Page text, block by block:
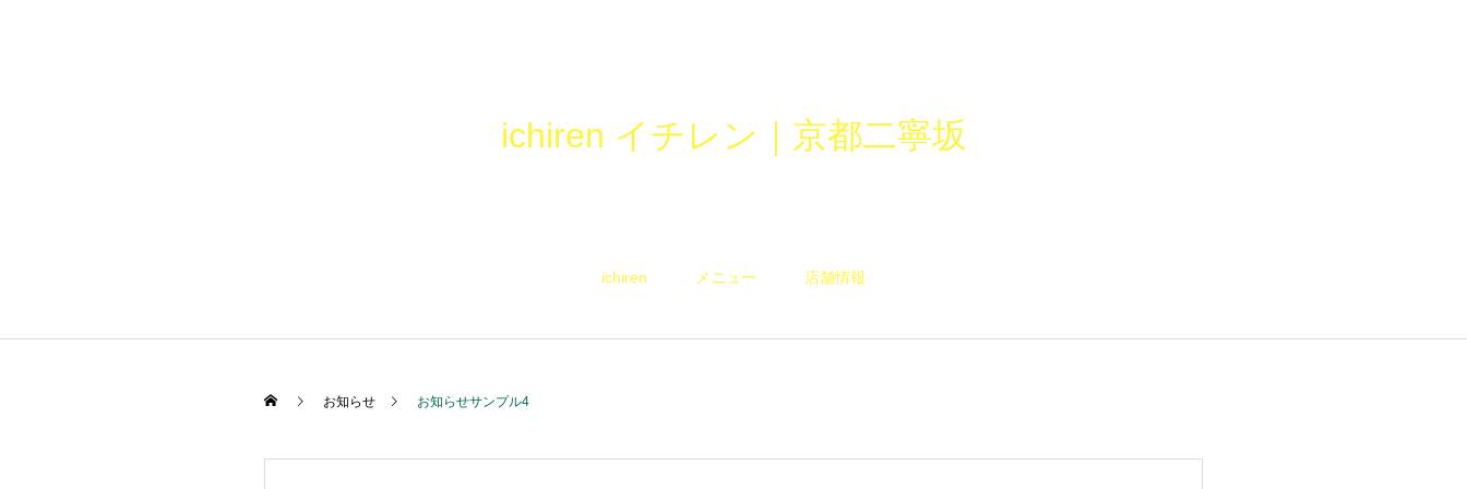
ichiren イチレン｜京都二寧坂
ichiren メニュー 店舗情報
お知らせ お知らせサンプル4